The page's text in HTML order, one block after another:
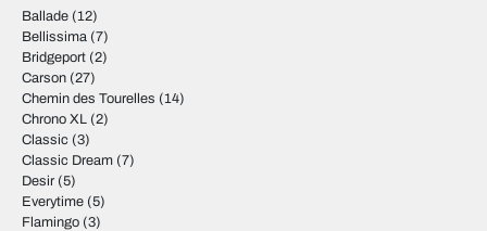
Ballade (12)
Bellissima (7)
Bridgeport (2)
Carson (27)
Chemin des Tourelles (14)
Chrono XL (2)
Classic (3)
Classic Dream (7)
Desir (5)
Everytime (5)
Flamingo (3)